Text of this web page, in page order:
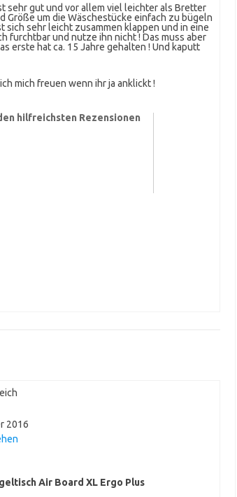
sehr gut und vor allem viel leichter als Bretter
Größe um die Wäschestücke einfach zu bügeln
sich sehr leicht zusammen klappen und in eine
furchtbar und nutze ihn nicht ! Das muss aber
erste hat ca. 15 Jahre gehalten ! Und kaputt
mich freuen wenn ihr ja anklickt !
hilfreichsten Rezensionen
2016
Air Board XL Ergo Plus